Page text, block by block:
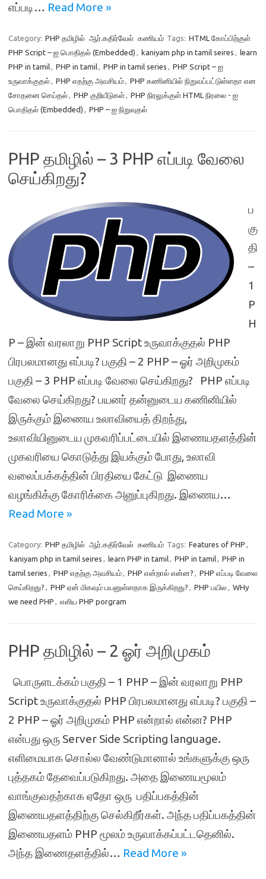
எப்படி… Read More »
Category: PHP தமிழில் ஆர்.கதிர்வேல் கணியம் Tags: HTML கோப்பிற்குள்
PHP Script – ஐ பொதிதல் (Embedded) , kaniyam php in tamil seires , learn
PHP in tamil, PHP in tamil, PHP in tamil series , PHP Script – ஐ
உருவாக்குதல் , PHP எதற்கு அவசியம், PHP கணினியில் நிறுவப்பட்டுள்ளதா என
சோதனை செய்தல் , PHP குறியீடுகள், PHP நிரலுக்குள் HTML நிரலை - ஐ
பொதிதல் (Embedded) , PHP – ஐ நிறுவுதல்
PHP தமிழில் – 3 PHP எப்படி வேலை
செய்கிறது?
ப
கு
தி
–
1
P
H
P – இன் வரலாறு PHP Script உருவாக்குதல் PHP
பிரபலமானது எப்படி? பகுதி – 2 PHP – ஓர் அறிமுகம்
பகுதி – 3 PHP எப்படி வேலை செய்கிறது? PHP எப்படி
வேலை செய்கிறது? பயனர் தன்னுடைய கணினியில்
இருக்கும் இணைய உலாவியைத் திறந்து,
உலாவியினுடைய முகவரிப்பட்டையில் இணையதளத்தின்
முகவரியை கொடுத்து இயக்கும் போது, உலாவி
வலைப்பக்கத்தின் பிரதியை கேட்டு இணைய
வழங்கிக்கு கோரிக்கை அனுப்புகிறது. இணைய…
Read More »
Category: PHP தமிழில் ஆர்.கதிர்வேல் கணியம் Tags: Features of PHP ,
kaniyam php in tamil seires , learn PHP in tamil, PHP in tamil, PHP in
tamil series , PHP எதற்கு அவசியம், PHP என்றால் என்ன? , PHP எப்படி வேலை
செய்கிறது? , PHP ஏன் மிகவும் பயனுள்ளதாக இருக்கிறது? , PHP பயில , WHy
we need PHP , எளிய PHP porgram
PHP தமிழில் – 2 ஓர் அறிமுகம்
பொருளடக்கம் பகுதி – 1 PHP – இன் வரலாறு PHP
Script உருவாக்குதல் PHP பிரபலமானது எப்படி? பகுதி –
2 PHP – ஓர் அறிமுகம் PHP என்றால் என்ன? PHP
என்பது ஒரு Server Side Scripting language.
எளிமையாக சொல்ல வேண்டுமானால் உங்களுக்கு ஒரு
புத்தகம் தேவைப்படுகிறது. அதை இணையமூலம்
வாங்குவதற்காக ஏதோ ஒரு பதிப்பகத்தின்
இணையதளத்திற்கு செல்கிறீர்கள். அந்த பதிப்பகத்தின்
இணையதளம் PHP மூலம் உருவாக்கப்பட்டதெனில்.
அந்த இணைதளத்தில்… Read More »